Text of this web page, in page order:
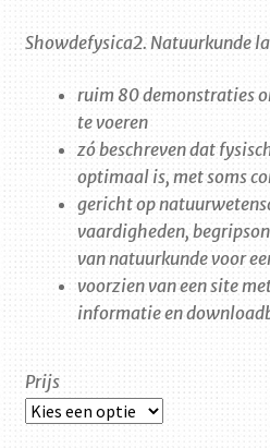
tot
Showdefysica2. Natuurkunde
ruim 80 demonstraties
te voeren
zó beschreven dat
optimaal is, met soms
gericht op
vaardigheden,
van natuurkunde voor
voorzien van een site
informatie en
Prijs